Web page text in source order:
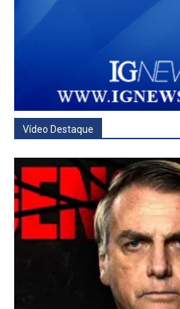
Vídeo Destaque